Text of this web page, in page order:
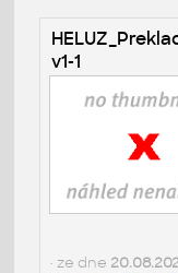
v1-1
• ze dne